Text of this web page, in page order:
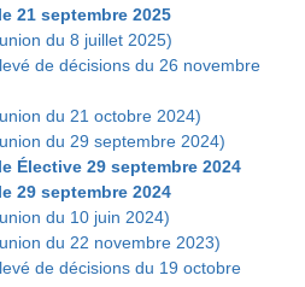
21 septembre 2025
du 8 juillet 2025)
de décisions du 26 novembre
du 21 octobre 2024)
du 29 septembre 2024)
Élective 29 septembre 2024
29 septembre 2024
du 10 juin 2024)
du 22 novembre 2023)
de décisions du 19 octobre